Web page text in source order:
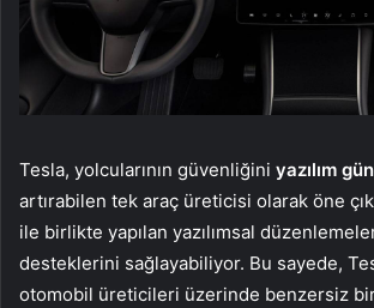
Tesla, yolcularının güvenliğini yazılım
artırabilen tek araç üreticisi olarak öne
ile birlikte yapılan yazılımsal
desteklerini sağlayabiliyor. Bu sayede,
otomobil üreticileri üzerinde benzersiz